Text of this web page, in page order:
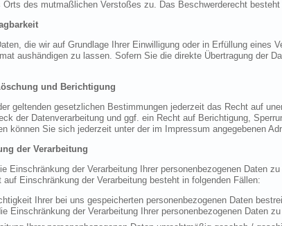
des mutmaßlichen Verstoßes zu. Das Beschwerderecht
die wir auf Grundlage Ihrer Einwilligung oder in Erfüllung eines
aushändigen zu lassen. Sofern Sie die direkte Übertragung der
und Berichtigung
geltenden gesetzlichen Bestimmungen jederzeit das Recht auf
der Datenverarbeitung und ggf. ein Recht auf Berichtigung,
können Sie sich jederzeit unter der im Impressum angegebenen
der Verarbeitung
Einschränkung der Verarbeitung Ihrer personenbezogenen Daten
Einschränkung der Verarbeitung besteht in folgenden Fällen:
Ihrer bei uns gespeicherten personenbezogenen Daten
Einschränkung der Verarbeitung Ihrer personenbezogenen Daten